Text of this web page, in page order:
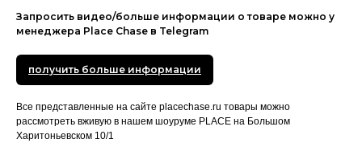
Запросить видео/больше информации о товаре можно у
менеджера Place Chase в Telegram
получить больше информации
Все представленные на сайте placechase.ru товары можно
рассмотреть вживую в нашем шоуруме PLACE на Большом
Харитоньевском 10/1